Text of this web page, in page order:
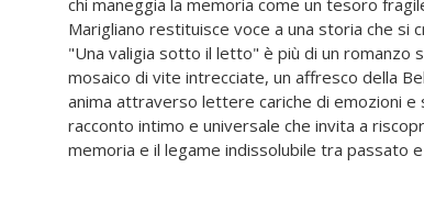
memoria e il legame indissolubile tra passato